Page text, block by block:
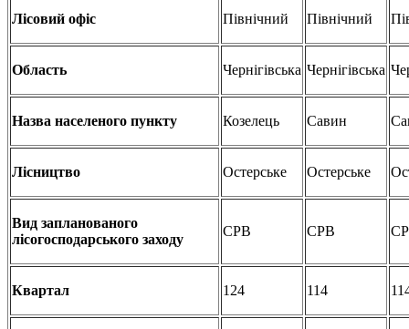
Лісовий офіс Північний Північний
Область Чернігівська Чернігівська
Назва населеного пункту Козелець Савин
Лісництво Остерське Остерське
Вид запланованого
лісогосподарського заходу
СРВ СРВ
Квартал 124 114